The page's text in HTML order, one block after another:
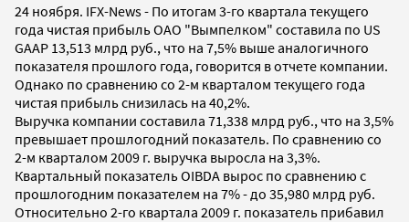
24 ноября. IFX-News - По итогам 3-го квартала текущего
года чистая прибыль ОАО "Вымпелком" составила по US
GAAP 13,513 млрд руб., что на 7,5% выше аналогичного
показателя прошлого года, говорится в отчете компании.
Однако по сравнению со 2-м кварталом текущего года
чистая прибыль снизилась на 40,2%.
Выручка компании составила 71,338 млрд руб., что на 3,5%
превышает прошлогодний показатель. По сравнению со
2-м кварталом 2009 г. выручка выросла на 3,3%.
Квартальный показатель OIBDA вырос по сравнению с
прошлогодним показателем на 7% - до 35,980 млрд руб.
Относительно 2-го квартала 2009 г. показатель прибавил